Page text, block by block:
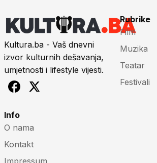
Kultura.ba - Vaš dnevni
izvor kulturnih dešavanja,
umjetnosti i lifestyle vijesti.
Rubrike
Film
Muzika
Teatar
Festivali
Info
O nama
Kontakt
Impressum